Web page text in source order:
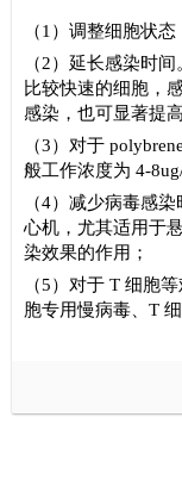
（1 ）调整细胞状态
（2）延长感染时
比较快速的细胞，
感染，也可显著提
（3）对于 polybrene
般工作浓度为 4-
（4）减少病毒感
心机，尤其适用于
染效果的作用；
（5）对于 T 细胞
胞专用慢病毒
T 细